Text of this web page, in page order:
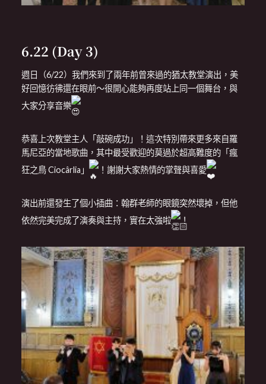
6.22 (Day 3)
週日（6/22）我們來到了兩年前曾來過的猶太教堂演出，美
好回憶彷彿還在眼前～很開心能夠再度站上同一個舞台，與
大家分享音樂
恭喜上次教堂主人「敲碗成功」！這次特別帶來更多來自羅
馬尼亞的當地歌曲，其中最受歡迎的莫過於超高難度的「瘋
狂之鳥 Ciocârlia」
！謝謝大家熱情的掌聲與喜愛
演出前還發生了個小插曲：翰群老師的眼鏡突然壞掉，但他
依然完美完成了演奏與主持，實在太強啦
！